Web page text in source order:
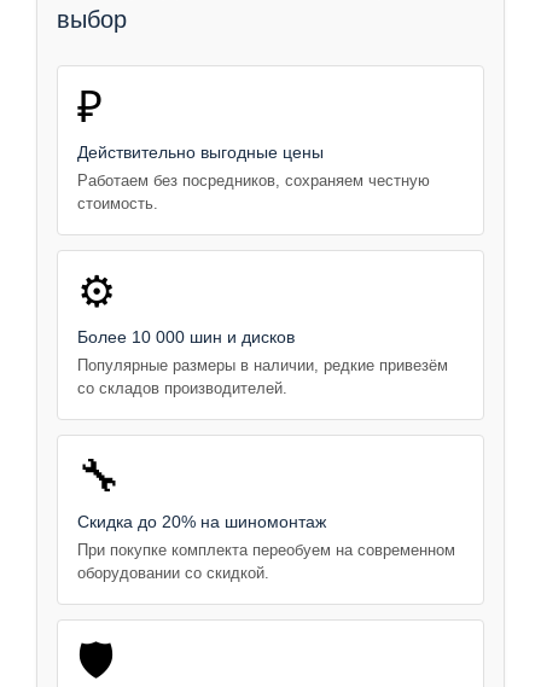
выбор
₽
Действительно выгодные цены
Работаем без посредников, сохраняем честную
стоимость.
⚙️
Более 10 000 шин и дисков
Популярные размеры в наличии, редкие привезём
со складов производителей.
🔧
Скидка до 20% на шиномонтаж
При покупке комплекта переобуем на современном
оборудовании со скидкой.
🛡️